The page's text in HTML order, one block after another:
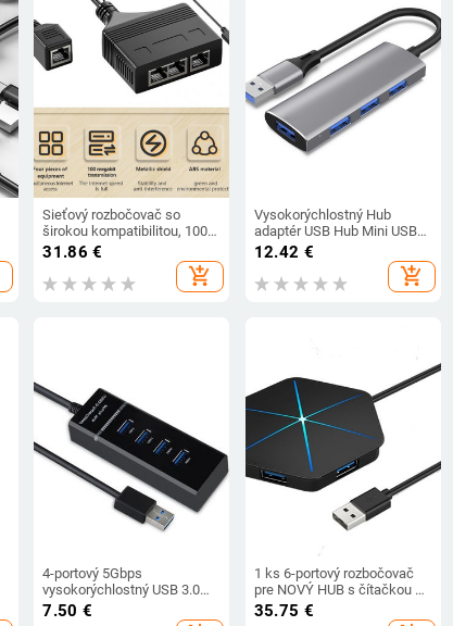
Sieťový rozbočovač so
širokou kompatibilitou, 100
Mbps LAN sieťový
rozbočovač, Plug Play,
nárazuvzdorný internetový
rozbočovač, kancelárske
31.86 €
add_shopping_cart
Vysokorýchlostný Hub
adaptér USB Hub Mini USB
2.0 4 porty Splitter pre PC
12.42 €
add_shopping_cart
4-portový 5Gbps
vysokorýchlostný USB 3.0
Hub Splitter kompatibilný s
USB 3.0 s podporou USB 2.0
7.50 €
1 ks 6-portový rozbočovač
pre NOVÝ HUB s čítačkou TF
SD kariet OTG RGB indikátor
35.75 €